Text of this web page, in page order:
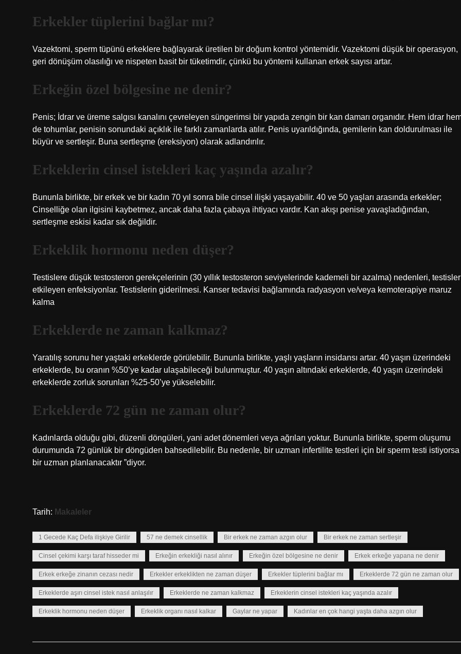
Erkekler tüplerini bağlar mı?
Vazektomi, sperm tüpünü erkeklere bağlayarak üretilen bir doğum kontrol yöntemidir. Vazektomi düşük bir operasyon,
geri dönüşüm olasılığı ve nispeten basit bir tüketimdir, çünkü bu yöntemi kullanan erkek sayısı artar.
Erkeğin özel bölgesine ne denir?
Penis; İdrar ve üreme salgısı kanalını çevreleyen süngerimsi bir yapıda zengin bir kan damarı organıdır. Hem idrar
de tohumlar, penisin sonundaki açıklık ile farklı zamanlarda atılır. Penis uyarıldığında, gemilerin kan doldurulması ile
büyür ve sertleşir. Buna sertleşme (ereksiyon) olarak adlandırılır.
Erkeklerin cinsel istekleri kaç yaşında azalır?
Bununla birlikte, bir erkek ve bir kadın 70 yıl sonra bile cinsel ilişki yaşayabilir. 40 ve 50 yaşları arasında erkekler;
Cinselliğe olan ilgisini kaybetmez, ancak daha fazla çabaya ihtiyacı vardır. Kan akışı penise yavaşladığından,
sertleşme eskisi kadar sık ​​değildir.
Erkeklik hormonu neden düşer?
Testislere düşük testosteron gerekçelerinin (30 yıllık testosteron seviyelerinde kademeli bir azalma) nedenleri,
etkileyen enfeksiyonlar. Testislerin giderilmesi. Kanser tedavisi bağlamında radyasyon ve/veya kemoterapiye maruz
kalma
Erkeklerde ne zaman kalkmaz?
Yaratılış sorunu her yaştaki erkeklerde görülebilir. Bununla birlikte, yaşlı yaşların insidansı artar. 40 yaşın üzerindeki
erkeklerde, bu oranın %50’ye kadar ulaşabileceği bulunmuştur. 40 yaşın altındaki erkeklerde, 40 yaşın üzerindeki
erkeklerde zorluk sorunları %25-50’ye yükselebilir.
Erkeklerde 72 gün ne zaman olur?
Kadınlarda olduğu gibi, düzenli döngüleri, yani adet dönemleri veya ağrıları yoktur. Bununla birlikte, sperm oluşumu
durumunda 72 günlük bir döngüden bahsedilebilir. Bu nedenle, bir uzman infertilite testleri için bir sperm testi istiyorsa
bir uzman planlanacaktır ”diyor.
Tarih: Makaleler
1 Gecede Kaç Defa ilişkiye Girilir 57 ne demek cinsellik Bir erkek ne zaman azgın olur Bir erkek ne zaman sertleşir
Cinsel çekimi karşı taraf hisseder mi Erkeğin erkekliği nasıl alınır Erkeğin özel bölgesine ne denir Erkek erkeğe yapana ne denir
Erkek erkeğe zinanın cezası nedir Erkekler erkeklikten ne zaman düşer Erkekler tüplerini bağlar mı Erkeklerde 72 gün ne zaman olur
Erkeklerde aşırı cinsel istek nasıl anlaşılır Erkeklerde ne zaman kalkmaz Erkeklerin cinsel istekleri kaç yaşında azalır
Erkeklik hormonu neden düşer Erkeklik organı nasıl kalkar Gaylar ne yapar Kadınlar en çok hangi yaşta daha azgın olur